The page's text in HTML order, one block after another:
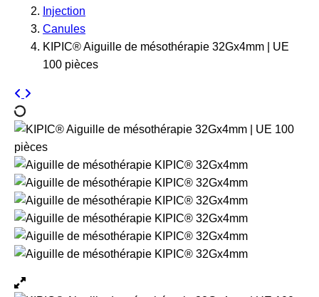
Injection
Canules
KIPIC® Aiguille de mésothérapie 32Gx4mm | UE
100 pièces